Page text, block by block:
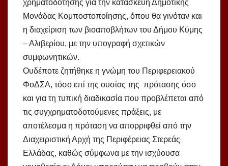
χρηματοδότησης για την κατασκευή Δημοτικής
Μονάδας Κομποστοποίησης, όπου θα γινόταν και
η διαχείριση των βιοαποβλήτων του Δήμου Κύμης
– Αλιβερίου, με την υπογραφή σχετικών
συμφωνητικών.
Ουδέποτε ζητήθηκε η γνώμη του Περιφερειακού
ΦοΔΣΑ, τόσο επί της ουσίας της πρότασης όσο
και για τη τυπική διαδικασία που προβλέπεται από
τις συγχρηματοδοτούμενες πράξεις, με
αποτέλεσμα η πρόταση να απορριφθεί από την
Διαχειριστική Αρχή της Περιφέρειας Στερεάς
Ελλάδας, καθώς σύμφωνα με την ισχύουσα